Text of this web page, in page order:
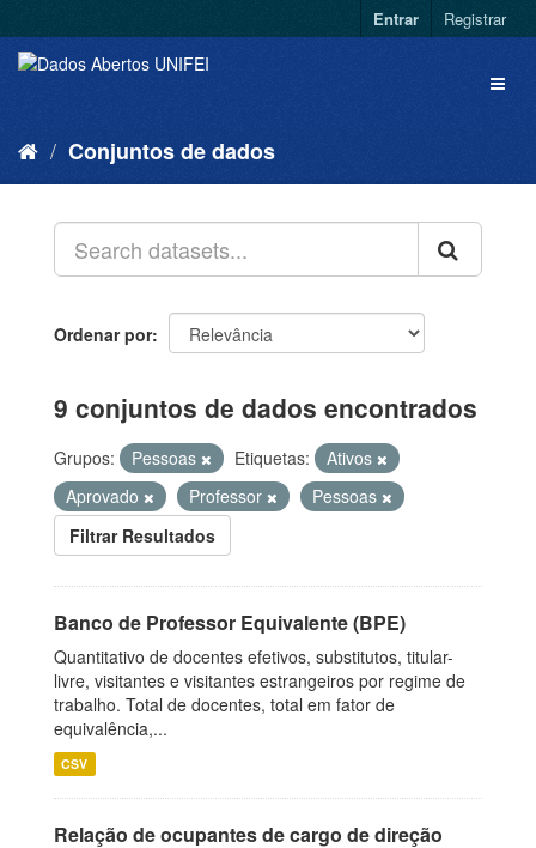
Entrar Registrar
Conjuntos de dados
Ordenar por
9 conjuntos de dados encontrados
Grupos: Pessoas Etiquetas:
Ativos
Aprovado
Professor
Pessoas
Filtrar Resultados
Banco de Professor Equivalente (BPE)
Quantitativo de docentes efetivos, substitutos, titular-
livre, visitantes e visitantes estrangeiros por regime de
trabalho. Total de docentes, total em fator de
equivalência,...
CSV
Relação de ocupantes de cargo de direção